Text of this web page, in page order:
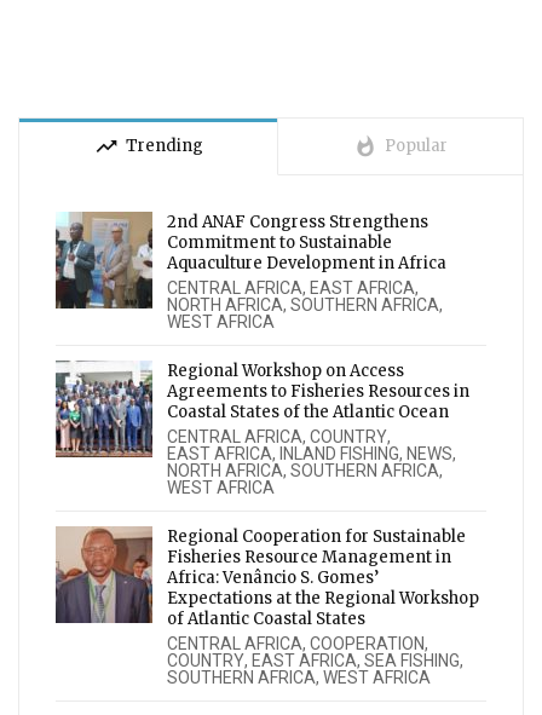
trending_up Trending whatshot Popular
2nd ANAF Congress Strengthens
Commitment to Sustainable
Aquaculture Development in Africa
CENTRAL AFRICA, EAST AFRICA,
NORTH AFRICA, SOUTHERN AFRICA,
WEST AFRICA
Regional Workshop on Access
Agreements to Fisheries Resources in
Coastal States of the Atlantic Ocean
CENTRAL AFRICA, COUNTRY,
EAST AFRICA, INLAND FISHING, NEWS,
NORTH AFRICA, SOUTHERN AFRICA,
WEST AFRICA
Regional Cooperation for Sustainable
Fisheries Resource Management in
Africa: Venâncio S. Gomes’
Expectations at the Regional Workshop
of Atlantic Coastal States
CENTRAL AFRICA, COOPERATION,
COUNTRY, EAST AFRICA, SEA FISHING,
SOUTHERN AFRICA, WEST AFRICA